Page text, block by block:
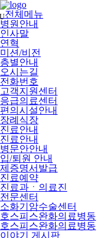
메
뉴
건
너
뛰
기
전체메뉴
병원안내
인사말
연혁
미션/비전
층별안내
오시는길
전화번호
고객지원센터
응급의료센터
편의시설안내
장례식장
진료안내
진료안내
병문안안내
입/퇴원 안내
제증명서발급
진료예약
진료과ㆍ의료진
전문센터
소화기암수술센터
호스피스완화의료병동
호스피스완화의료병동
이야기 게시판